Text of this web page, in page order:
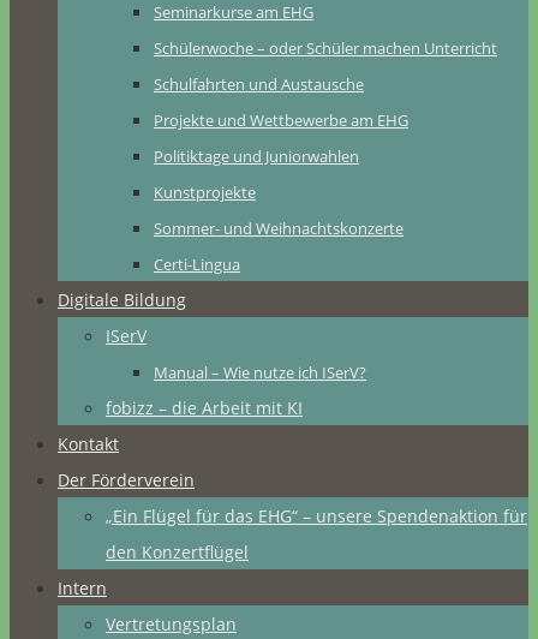
Seminarkurse am EHG
Schülerwoche – oder Schüler machen Unterricht
Schulfahrten und Austausche
Projekte und Wettbewerbe am EHG
Politiktage und Juniorwahlen
Kunstprojekte
Sommer- und Weihnachtskonzerte
Certi-Lingua
Digitale Bildung
ISerV
Manual – Wie nutze ich ISerV?
fobizz – die Arbeit mit KI
Kontakt
Der Förderverein
„Ein Flügel für das EHG“ – unsere Spendenaktion für
den Konzertflügel
Intern
Vertretungsplan